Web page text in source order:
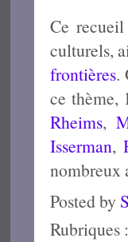
Ce
culturels,
frontières.
ce
Rheims,
Isserman,
nombreux
Posted by
Rubriques